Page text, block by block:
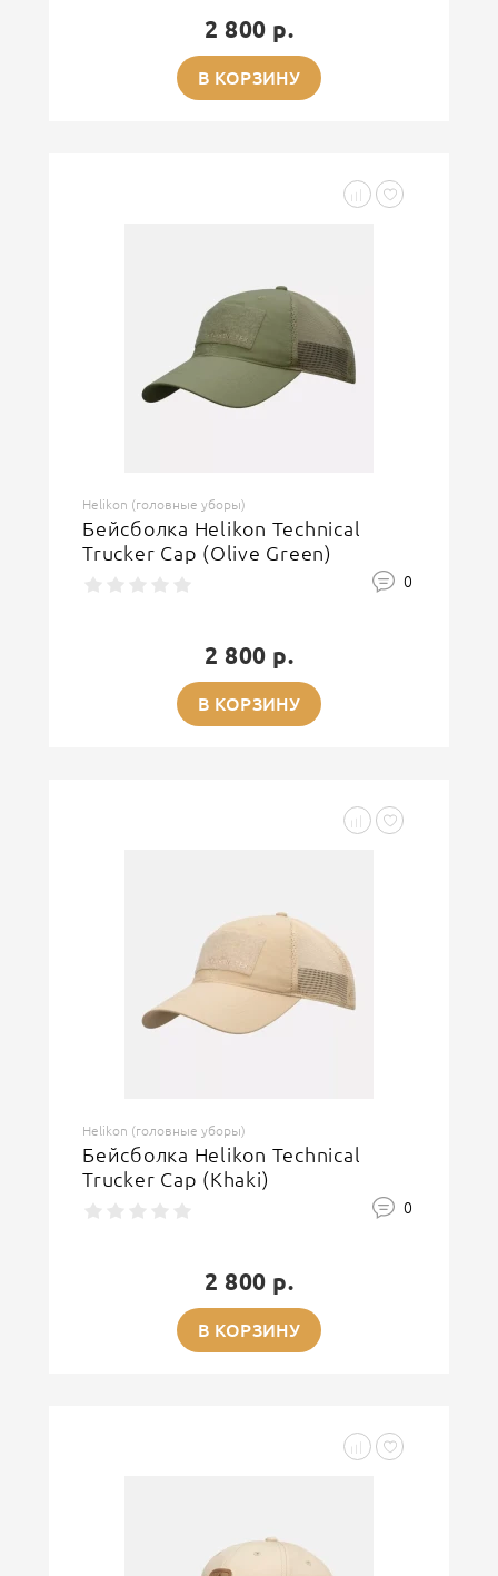
2 800 р.
В КОРЗИНУ
Helikon (головные уборы)
Бейсболка Helikon Technical
Trucker Cap (Olive Green)
0
2 800 р.
В КОРЗИНУ
Helikon (головные уборы)
Бейсболка Helikon Technical
Trucker Cap (Khaki)
0
2 800 р.
В КОРЗИНУ